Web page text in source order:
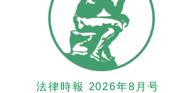
法律時報 2026年8月号